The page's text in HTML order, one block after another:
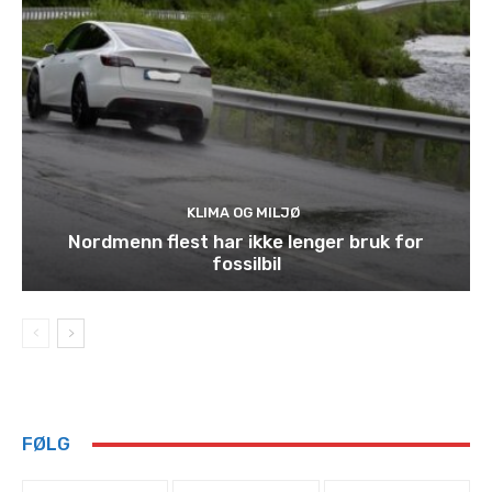
KLIMA OG MILJØ
Nordmenn flest har ikke lenger bruk for
fossilbil
FØLG